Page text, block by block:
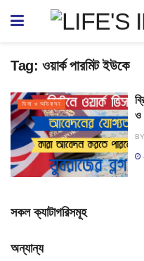
Tag: ওয়ার্ক পারমিট ইউকে
ভিসা ও অভিবাসন
ও
BY
সকল ক্যাটাগরিসমূহ
অন্যান্য